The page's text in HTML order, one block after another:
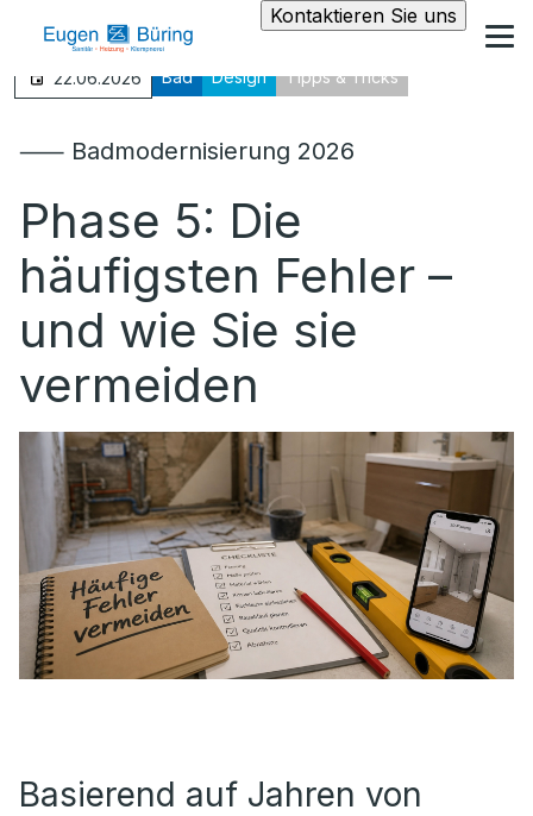
Kontaktieren Sie uns
22.06.2026 Bad Design Tipps & Tricks
⸺ Badmodernisierung 2026
Phase 5: Die
häufigsten Fehler –
und wie Sie sie
vermeiden
Basierend auf Jahren von